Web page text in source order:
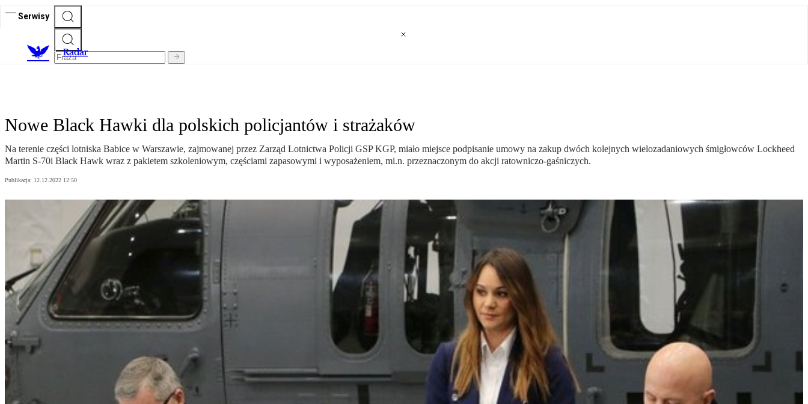
Serwisy
Radar
Nowe Black Hawki dla polskich policjantów i strażaków
Na terenie części lotniska Babice w Warszawie, zajmowanej przez Zarząd Lotnictwa Policji GSP KGP, miało miejsce podpisanie umowy na zakup dwóch kolejnych wielozadaniowych śmigłowców Lockheed
Martin S-70i Black Hawk wraz z pakietem szkoleniowym, częściami zapasowymi i wyposażeniem, mi.n. przeznaczonym do akcji ratowniczo-gaśniczych.
Publikacja: 12.12.2022 12:50